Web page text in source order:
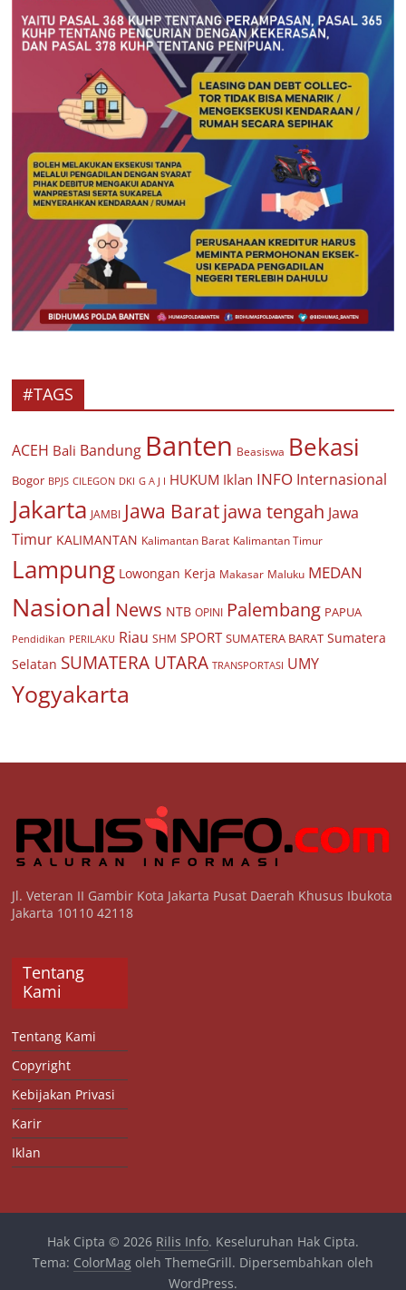
#TAGS
ACEH Bali Bandung Banten Beasiswa Bekasi
Bogor BPJS CILEGON DKI G A J I HUKUM Iklan INFO Internasional
Jakarta JAMBI Jawa Baratjawa tengah Jawa
Timur KALIMANTAN Kalimantan Barat Kalimantan Timur
Lampung Lowongan Kerja Makasar Maluku MEDAN
Nasional News NTB OPINI Palembang PAPUA
Pendidikan PERILAKU Riau SHM SPORT SUMATERA BARAT Sumatera
Selatan SUMATERA UTARA TRANSPORTASI UMY
Yogyakarta
Jl. Veteran II Gambir Kota Jakarta Pusat Daerah Khusus Ibukota
Jakarta 10110 42118
Tentang
Kami
Tentang Kami
Copyright
Kebijakan Privasi
Karir
Iklan
Hak Cipta © 2026 Rilis Info. Keseluruhan Hak Cipta.
Tema: ColorMagoleh ThemeGrill. Dipersembahkan oleh
WordPress.